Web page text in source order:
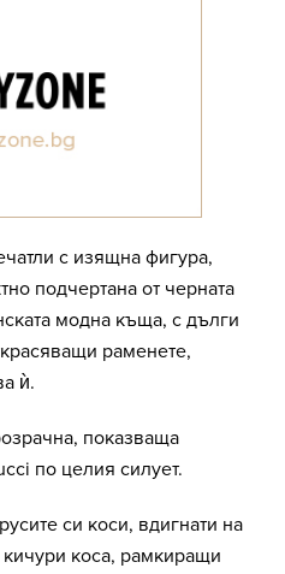
с изящна фигура,
подчертана от черната
модна къща, с дълги
раменете,
ѝ.
показваща
по целия силует.
си коси, вдигнати на
кичури коса, рамкиращи